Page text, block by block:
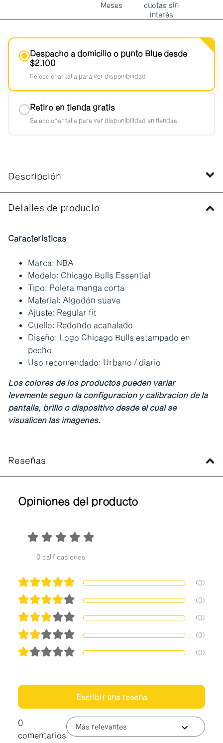
Meses
cuotas sin
interés
Despacho a domicilio o punto Blue desde
$2.100
Seleccionar talla para ver disponibilidad
Retiro en tienda gratis
Seleccionar talla para ver disponibilidad en tiendas
Descripción
Detalles de producto
Caracteristicas
Marca: NBA
Modelo: Chicago Bulls Essential
Tipo: Polera manga corta
Material: Algodón suave
Ajuste: Regular fit
Cuello: Redondo acanalado
Diseño: Logo Chicago Bulls estampado en
pecho
Uso recomendado: Urbano / diario
Los colores de los productos pueden variar
levemente segun la configuracion y calibracion de la
pantalla, brillo o dispositivo desde el cual se
visualicen las imagenes.
Reseñas
Opiniones del producto
0 calificaciones
(0)
(0)
(0)
(0)
(0)
Escribir una reseña
0
comentarios
Más relevantes